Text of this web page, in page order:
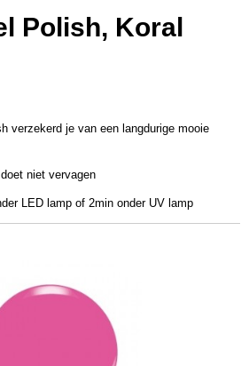
Polish, Koral
verzekerd je van een langdurige mooie
niet vervagen
LED lamp of 2min onder UV lamp